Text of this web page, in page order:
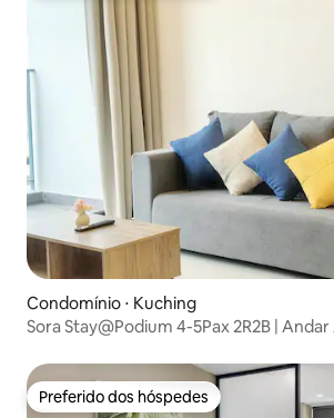
Condomínio ⋅ Kuching
Sora Stay@Podium 4-5Pax 2R2B |
Preferido dos hóspedes
Preferido dos hóspedes